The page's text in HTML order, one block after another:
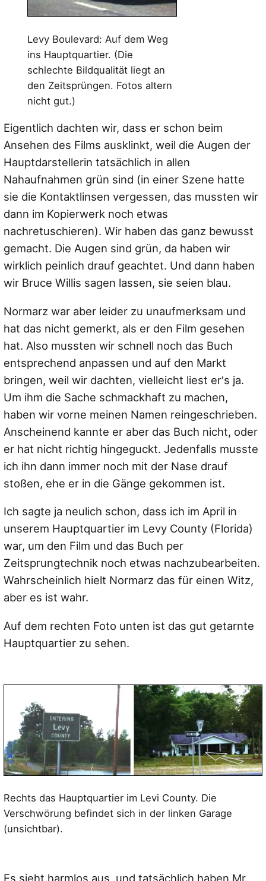
Levy Boulevard: Auf dem Weg
ins Hauptquartier. (Die
schlechte Bildqualität liegt an
den Zeitsprüngen. Fotos altern
nicht gut.)
Eigentlich dachten wir, dass er schon beim
Ansehen des Films ausklinkt, weil die Augen der
Hauptdarstellerin tatsächlich in allen
Nahaufnahmen grün sind (in einer Szene hatte
sie die Kontaktlinsen vergessen, das mussten wir
dann im Kopierwerk noch etwas
nachretuschieren). Wir haben das ganz bewusst
gemacht. Die Augen sind grün, da haben wir
wirklich peinlich drauf geachtet. Und dann haben
wir Bruce Willis sagen lassen, sie seien blau.
Normarz war aber leider zu unaufmerksam und
hat das nicht gemerkt, als er den Film gesehen
hat. Also mussten wir schnell noch das Buch
entsprechend anpassen und auf den Markt
bringen, weil wir dachten, vielleicht liest er's ja.
Um ihm die Sache schmackhaft zu machen,
haben wir vorne meinen Namen reingeschrieben.
Anscheinend kannte er aber das Buch nicht, oder
er hat nicht richtig hingeguckt. Jedenfalls musste
ich ihn dann immer noch mit der Nase drauf
stoßen, ehe er in die Gänge gekommen ist.
Ich sagte ja neulich schon, dass ich im April in
unserem Hauptquartier im Levy County (Florida)
war, um den Film und das Buch per
Zeitsprungtechnik noch etwas nachzubearbeiten.
Wahrscheinlich hielt Normarz das für einen Witz,
aber es ist wahr.
Auf dem rechten Foto unten ist das gut getarnte
Hauptquartier zu sehen.
Rechts das Hauptquartier im Levi County. Die
Verschwörung befindet sich in der linken Garage
(unsichtbar).
Es sieht harmlos aus, und tatsächlich haben Mr.